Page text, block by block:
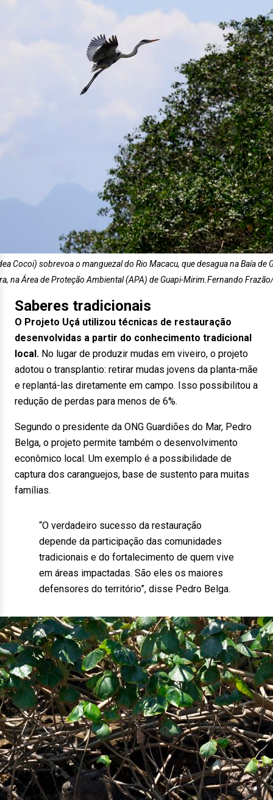
Cocoi) sobrevoa o manguezal do Rio Macacu, que desagua na Baía de
na Área de Proteção Ambiental (APA) de Guapi-Mirim.Fernando
Saberes tradicionais
O Projeto Uçá utilizou técnicas de restauração
desenvolvidas a partir do conhecimento tradicional
local. No lugar de produzir mudas em viveiro, o projeto
adotou o transplantio: retirar mudas jovens da planta-mãe
e replantá-las diretamente em campo. Isso possibilitou a
redução de perdas para menos de 6%.
Segundo o presidente da ONG Guardiões do Mar, Pedro
Belga, o projeto permite também o desenvolvimento
econômico local. Um exemplo é a possibilidade de
captura dos caranguejos, base de sustento para muitas
famílias.
“O verdadeiro sucesso da restauração
depende da participação das comunidades
tradicionais e do fortalecimento de quem vive
em áreas impactadas. São eles os maiores
defensores do território”, disse Pedro Belga.